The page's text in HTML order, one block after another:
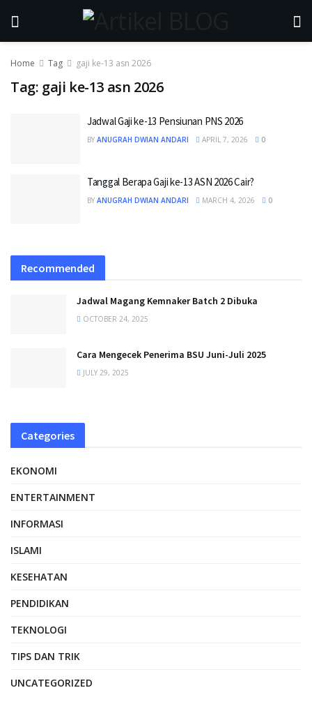
Home Tag gaji ke-13 asn 2026
Tag: gaji ke-13 asn 2026
Jadwal Gaji ke-13 Pensiunan PNS 2026
BY ANUGRAH DWIAN ANDARI APRIL 7, 2026 0
Tanggal Berapa Gaji ke-13 ASN 2026 Cair?
BY ANUGRAH DWIAN ANDARI MARCH 4, 2026 0
Recommended
Jadwal Magang Kemnaker Batch 2 Dibuka
OCTOBER 24, 2025
Cara Mengecek Penerima BSU Juni-Juli 2025
JULY 29, 2025
Categories
EKONOMI
ENTERTAINMENT
INFORMASI
ISLAMI
KESEHATAN
PENDIDIKAN
TEKNOLOGI
TIPS DAN TRIK
UNCATEGORIZED